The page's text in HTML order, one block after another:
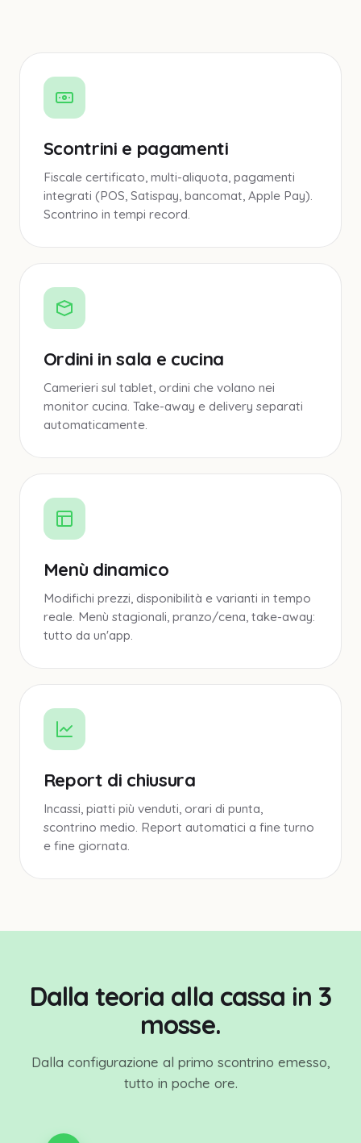
Scontrini e pagamenti
Fiscale certificato, multi-aliquota, pagamenti
integrati (POS, Satispay, bancomat, Apple Pay).
Scontrino in tempi record.
Ordini in sala e cucina
Camerieri sul tablet, ordini che volano nei
monitor cucina. Take-away e delivery separati
automaticamente.
Menù dinamico
Modifichi prezzi, disponibilità e varianti in tempo
reale. Menù stagionali, pranzo/cena, take-away:
tutto da un'app.
Report di chiusura
Incassi, piatti più venduti, orari di punta,
scontrino medio. Report automatici a fine turno
e fine giornata.
Dalla teoria alla cassa in 3
mosse.
Dalla configurazione al primo scontrino emesso,
tutto in poche ore.